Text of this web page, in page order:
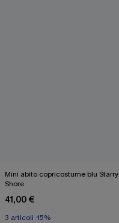
Mini abito copricostume blu Starry
Shore
41,00 €
3 articoli -15%